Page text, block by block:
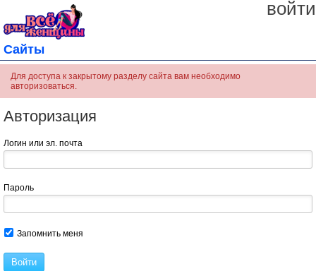
войти
Сайты
Для доступа к закрытому разделу сайта вам необходимо
авторизоваться.
Авторизация
Логин или эл. почта
Пароль
Запомнить меня
Войти